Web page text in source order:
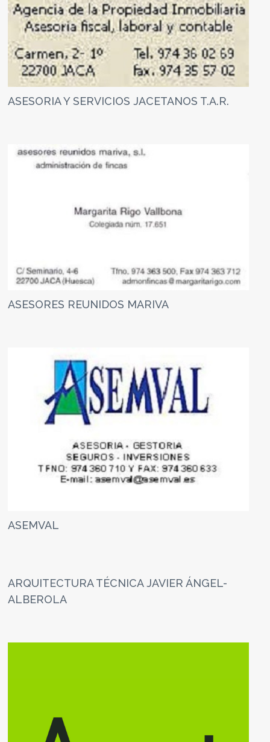
ASESORIA Y SERVICIOS JACETANOS T.A.R.
ASESORES REUNIDOS MARIVA
ASEMVAL
ARQUITECTURA TÉCNICA JAVIER ÁNGEL-
ALBEROLA